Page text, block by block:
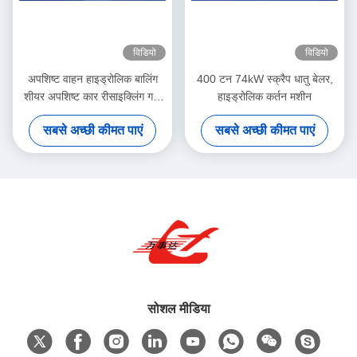
विडियो
अपशिष्ट वाहन हाइड्रोलिक बालिंग
शीयर अपशिष्ट कार रीसाइक्लिंग गज
के लिए मोटर ड्राइव
सबसे अच्छी कीमत पाएं
विडियो
400 टन 74kW स्क्रैप धातु बेलर,
हाइड्रोलिक कर्तन मशीन
सबसे अच्छी कीमत पाएं
सोशल मीडिया